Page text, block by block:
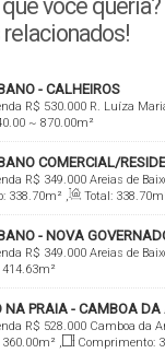
que você
- CALHEIROS
R$ 530.000 R. Luíza
Celso Ramos,
.00 ~ 870.00m²
COMERCIAL/
R$ 349.000 Areias de
Brasil
338.70m² , Total: 338.70
.00m² , Fundos: 113.80m
297.40 m , Lado Esquerdo:
- NOVA
R$ 349.000 Areias de
Brasil
414.63m²
NA PRAIA - CAMBOA
R$ 528.000 Camboa da
Catarina, Brasil
360.00m² , Comprimento: